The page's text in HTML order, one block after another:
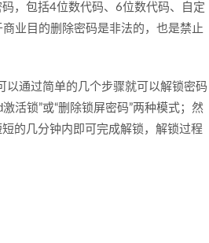
，包括4位数代码、6位数代码、自定
业目的删除密码是非法的，也是禁止
通过简单的几个步骤就可以解锁密码
活锁”或“删除锁屏密码”两种模式；然
的几分钟内即可完成解锁，解锁过程